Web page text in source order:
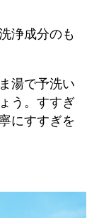
浄成分のも
湯で予洗い
う。すすぎ
にすすぎを